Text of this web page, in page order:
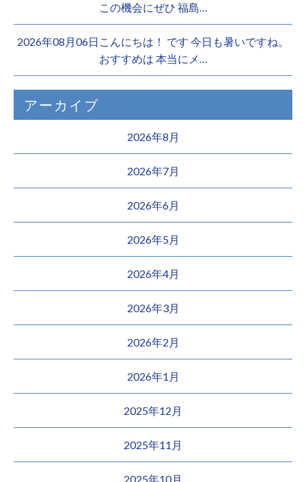
この機会にぜひ 福島…
2026年08月06日こんにちは！ です 今日も暑いですね。
おすすめは 本当にメ…
アーカイブ
2026年8月
2026年7月
2026年6月
2026年5月
2026年4月
2026年3月
2026年2月
2026年1月
2025年12月
2025年11月
2025年10月